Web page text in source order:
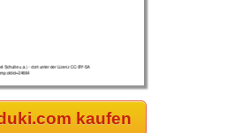
kaufen